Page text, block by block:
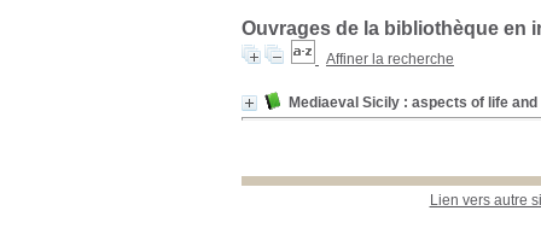
Ouvrages de la bibliothèque en
Affiner la recherche
Mediaeval Sicily : aspects of life
Lien vers autre